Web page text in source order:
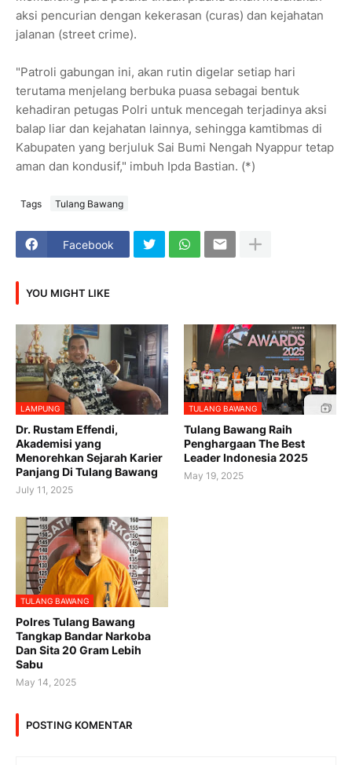
aksi pencurian dengan kekerasan (curas) dan kejahatan
jalanan (street crime).
"Patroli gabungan ini, akan rutin digelar setiap hari
terutama menjelang berbuka puasa sebagai bentuk
kehadiran petugas Polri untuk mencegah terjadinya aksi
balap liar dan kejahatan lainnya, sehingga kamtibmas di
Kabupaten yang berjuluk Sai Bumi Nengah Nyappur tetap
aman dan kondusif," imbuh Ipda Bastian. (*)
Tags Tulang Bawang
Facebook
YOU MIGHT LIKE
LAMPUNG
Dr. Rustam Effendi,
Akademisi yang
Menorehkan Sejarah Karier
Panjang Di Tulang Bawang
July 11, 2025
TULANG BAWANG
Tulang Bawang Raih
Penghargaan The Best
Leader Indonesia 2025
May 19, 2025
TULANG BAWANG
Polres Tulang Bawang
Tangkap Bandar Narkoba
Dan Sita 20 Gram Lebih
Sabu
May 14, 2025
POSTING KOMENTAR